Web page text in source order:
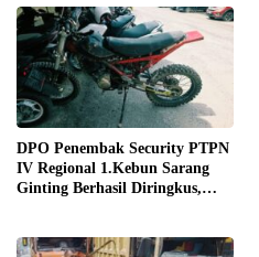
DPO Penembak Security PTPN
IV Regional 1.Kebun Sarang
Ginting Berhasil Diringkus,